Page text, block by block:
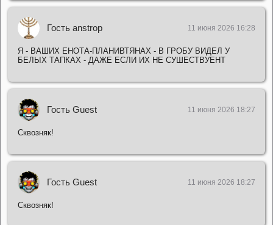
Гость anstrop 11 июня 2026 16:28
Я - ВАШИХ ЕНОТА-ПЛАНИВТЯНАХ - В ГРОБУ ВИДЕЛ У
БЕЛЫХ ТАПКАХ - ДАЖЕ ЕСЛИ ИХ НЕ СУШЕСТВУЕНТ
Гость Guest 11 июня 2026 18:27
Сквозняк!
Гость Guest 11 июня 2026 18:27
Сквозняк!